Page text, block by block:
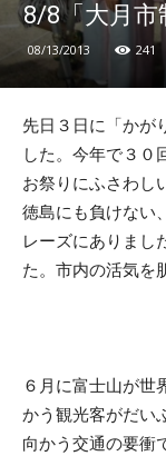
8/8「大月市
08/13/2013 241
先日３日に「かが
した。今年で３０
お祭りにふさわし
徳島にも負けない
レーズにありま
た。市内の活気を
６月に富士山が世
かう観光客がだい
向かう交通の要衝